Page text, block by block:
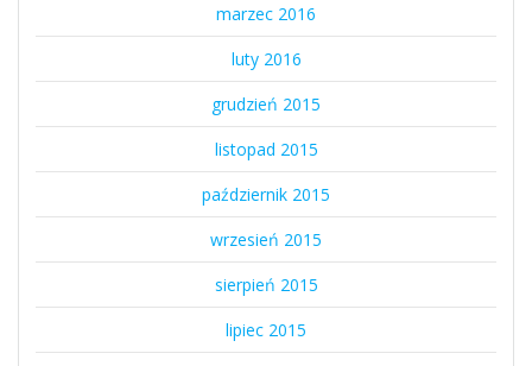
marzec 2016
luty 2016
grudzień 2015
listopad 2015
październik 2015
wrzesień 2015
sierpień 2015
lipiec 2015